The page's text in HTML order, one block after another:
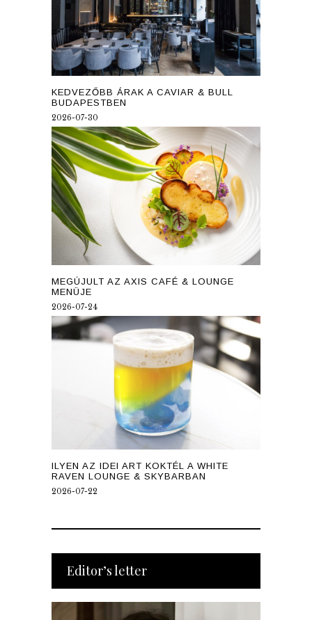
KEDVEZŐBB ÁRAK A CAVIAR & BULL
BUDAPESTBEN
2026-07-30
MEGÚJULT AZ AXIS CAFÉ & LOUNGE
MENÜJE
2026-07-24
ILYEN AZ IDEI ART KOKTÉL A WHITE
RAVEN LOUNGE & SKYBARBAN
2026-07-22
Editor’s letter